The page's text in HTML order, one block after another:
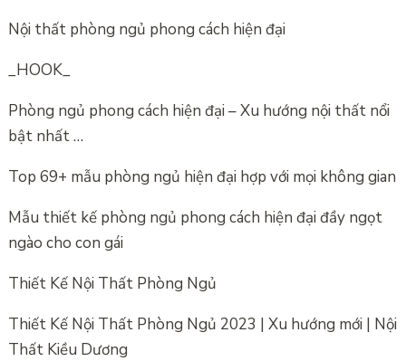
Nội thất phòng ngủ phong cách hiện đại
_HOOK_
Phòng ngủ phong cách hiện đại – Xu hướng nội thất nổi
bật nhất …
Top 69+ mẫu phòng ngủ hiện đại hợp với mọi không gian
Mẫu thiết kế phòng ngủ phong cách hiện đại đầy ngọt
ngào cho con gái
Thiết Kế Nội Thất Phòng Ngủ
Thiết Kế Nội Thất Phòng Ngủ 2023 | Xu hướng mới | Nội
Thất Kiều Dương